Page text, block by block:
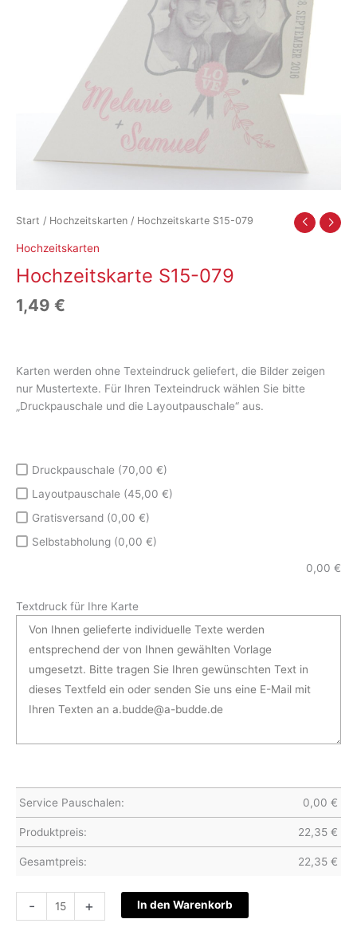
Start / Hochzeitskarten / Hochzeitskarte S15-079
Hochzeitskarten
Hochzeitskarte S15-079
1,49 €
Karten werden ohne Texteindruck geliefert, die Bilder zeigen
nur Mustertexte. Für Ihren Texteindruck wählen Sie bitte
„Druckpauschale und die Layoutpauschale“ aus.
Druckpauschale (70,00 €)
Layoutpauschale (45,00 €)
Gratisversand (0,00 €)
Selbstabholung (0,00 €)
0,00 €
Textdruck für Ihre Karte
Service Pauschalen: 0,00 €
Produktpreis: 22,35 €
Gesamtpreis: 22,35 €
-
Hochzeitskarte
S15-
+ In den Warenkorb